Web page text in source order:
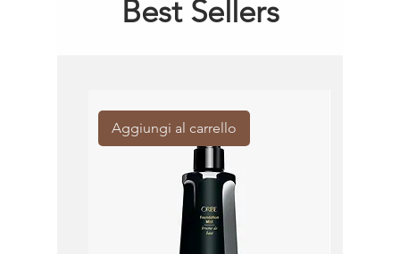
Best Sellers
Aggiungi al carrello